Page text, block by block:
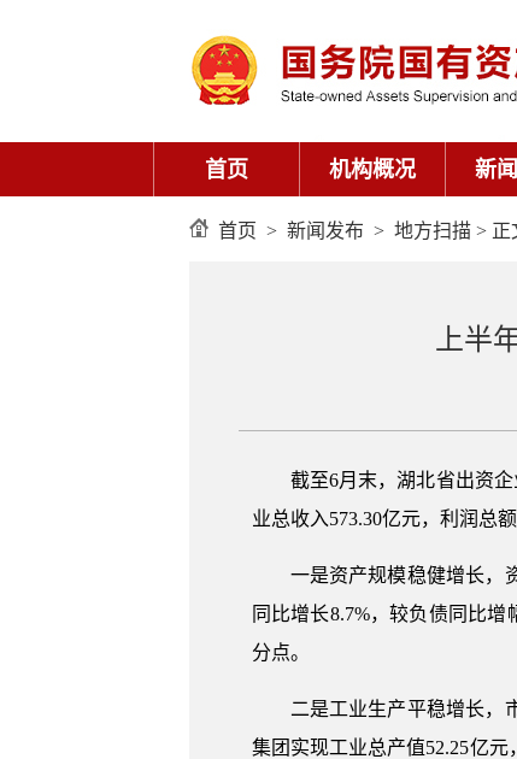
首页 机构概况 新
首页 > 新闻发布 > 地方扫描 > 正
上半
截至6月末，湖北省出资
业总收入573.30亿元，利润总
一是资产规模稳健增长，
同比增长8.7%，较负债同比
分点。
二是工业生产平稳增长，
集团实现工业总产值52.25亿